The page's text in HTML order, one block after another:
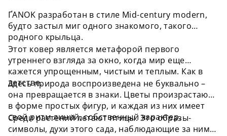
ҐANOK разработан в стиле Mid-century modern,
будто застыл миг одного знакомого, такого
родного крыльца.
Этот ковер является метафорой первого
утреннего взгляда за окно, когда мир еще
кажется упрощенным, чистым и теплым. Как в
детстве.
Здесь природа воспроизведена не буквально –
она превращается в знаки. Цветы произрастают
в форме простых фигур, и каждая из них имеет
свой ритм линий, собственный характер.
Среди растений летают птицы. Это образы-
символы, духи этого сада, наблюдающие за ним и